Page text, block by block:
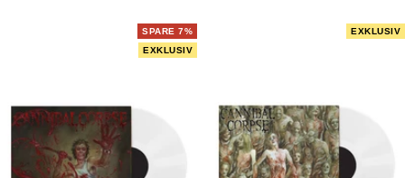
SPARE 7%
EXKLUSIV
EXKLUSIV